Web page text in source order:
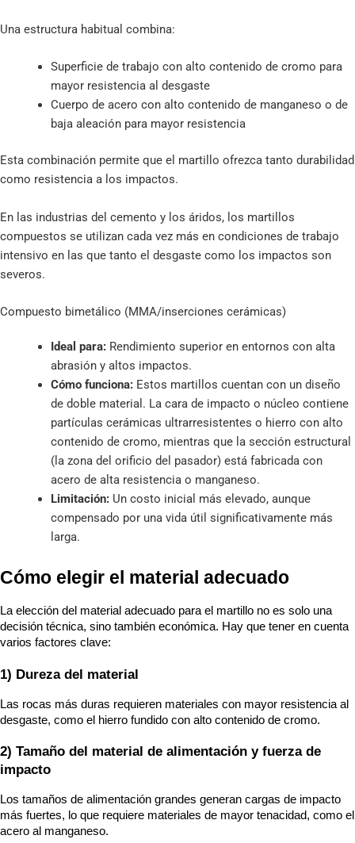
Una estructura habitual combina:
Superficie de trabajo con alto contenido de cromo para
mayor resistencia al desgaste
Cuerpo de acero con alto contenido de manganeso o de
baja aleación para mayor resistencia
Esta combinación permite que el martillo ofrezca tanto durabilidad
como resistencia a los impactos.
En las industrias del cemento y los áridos, los martillos
compuestos se utilizan cada vez más en condiciones de trabajo
intensivo en las que tanto el desgaste como los impactos son
severos.
Compuesto bimetálico (MMA/inserciones cerámicas)
Ideal para:Rendimiento superior en entornos con alta
abrasión y altos impactos.
Cómo funciona:Estos martillos cuentan con un diseño
de doble material. La cara de impacto o núcleo contiene
partículas cerámicas ultrarresistentes o hierro con alto
contenido de cromo, mientras que la sección estructural
(la zona del orificio del pasador) está fabricada con
acero de alta resistencia o manganeso.
Limitación:Un costo inicial más elevado, aunque
compensado por una vida útil significativamente más
larga.
Cómo elegir el material adecuado
La elección del material adecuado para el martillo no es solo una
decisión técnica, sino también económica. Hay que tener en cuenta
varios factores clave:
1) Dureza del material
Las rocas más duras requieren materiales con mayor resistencia al
desgaste, como el hierro fundido con alto contenido de cromo.
2) Tamaño del material de alimentación y fuerza de
impacto
Los tamaños de alimentación grandes generan cargas de impacto
más fuertes, lo que requiere materiales de mayor tenacidad, como el
acero al manganeso.